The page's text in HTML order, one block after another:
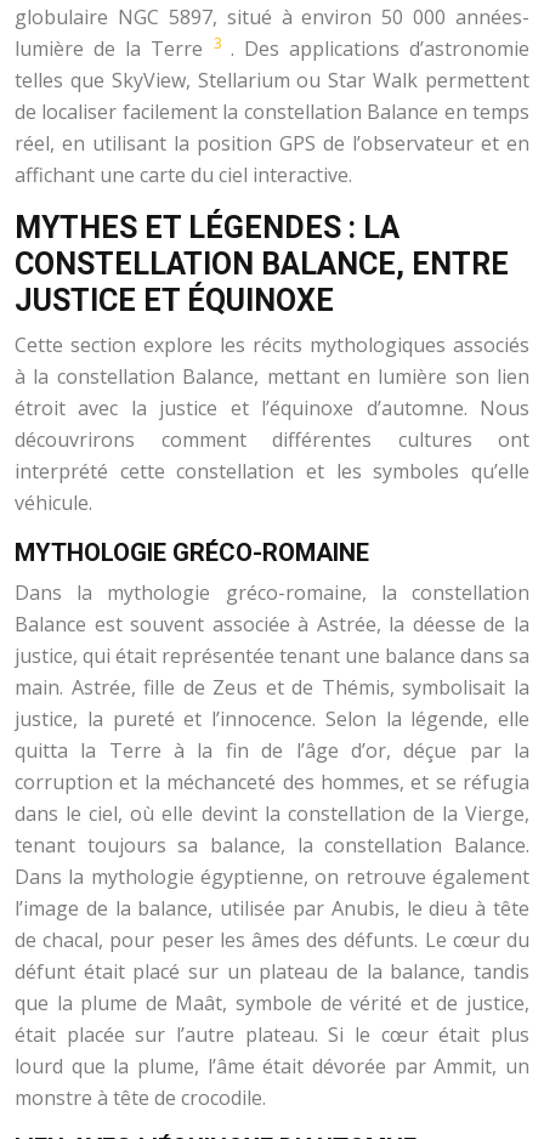
globulaire NGC 5897, situé à environ 50 000 années-
lumière de la Terre 3 . Des applications d’astronomie
telles que SkyView, Stellarium ou Star Walk permettent
de localiser facilement la constellation Balance en temps
réel, en utilisant la position GPS de l’observateur et en
affichant une carte du ciel interactive.
MYTHES ET LÉGENDES : LA
CONSTELLATION BALANCE, ENTRE
JUSTICE ET ÉQUINOXE
Cette section explore les récits mythologiques associés
à la constellation Balance, mettant en lumière son lien
étroit avec la justice et l’équinoxe d’automne. Nous
découvrirons comment différentes cultures ont
interprété cette constellation et les symboles qu’elle
véhicule.
MYTHOLOGIE GRÉCO-ROMAINE
Dans la mythologie gréco-romaine, la constellation
Balance est souvent associée à Astrée, la déesse de la
justice, qui était représentée tenant une balance dans sa
main. Astrée, fille de Zeus et de Thémis, symbolisait la
justice, la pureté et l’innocence. Selon la légende, elle
quitta la Terre à la fin de l’âge d’or, déçue par la
corruption et la méchanceté des hommes, et se réfugia
dans le ciel, où elle devint la constellation de la Vierge,
tenant toujours sa balance, la constellation Balance.
Dans la mythologie égyptienne, on retrouve également
l’image de la balance, utilisée par Anubis, le dieu à tête
de chacal, pour peser les âmes des défunts. Le cœur du
défunt était placé sur un plateau de la balance, tandis
que la plume de Maât, symbole de vérité et de justice,
était placée sur l’autre plateau. Si le cœur était plus
lourd que la plume, l’âme était dévorée par Ammit, un
monstre à tête de crocodile.